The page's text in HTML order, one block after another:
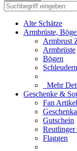
Alte Schätze
Armbrüste,
Armbrust
Armbrüste
Bögen
Mehr
Geschenke &
Fan Artikel
Gutschein
Reutlinger
Flaggen